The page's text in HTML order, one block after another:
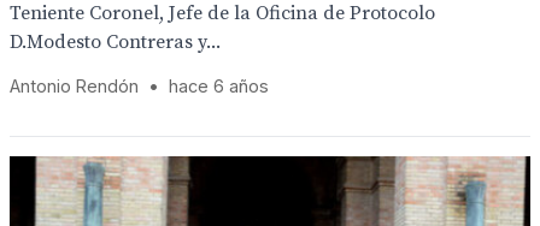
Teniente Coronel, Jefe de la Oficina de Protocolo
D.Modesto Contreras y...
Antonio Rendón • hace 6 años